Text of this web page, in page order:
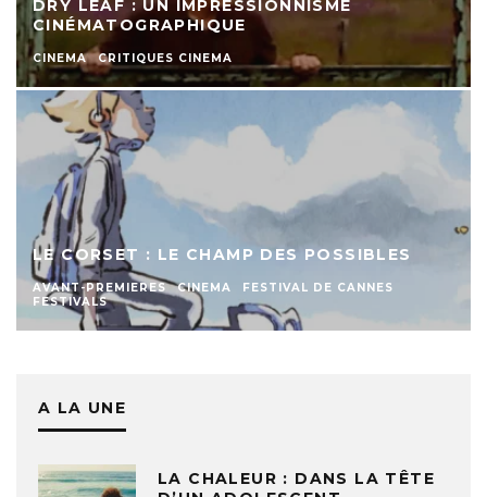
DRY LEAF : UN IMPRESSIONNISME
CINÉMATOGRAPHIQUE
CINEMA CRITIQUES CINEMA
LE CORSET : LE CHAMP DES POSSIBLES
AVANT-PREMIERES CINEMA
FESTIVAL DE CANNES
FESTIVALS
A LA UNE
LA CHALEUR : DANS LA TÊTE